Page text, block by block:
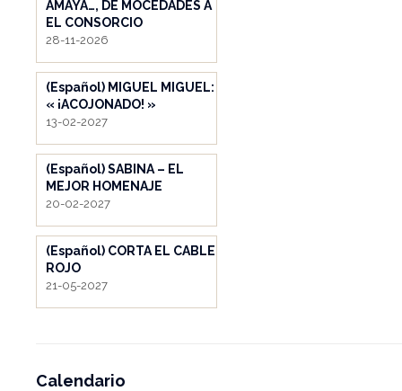
AMAYA…, DE MOCEDADES A
EL CONSORCIO
28-11-2026
(Español) MIGUEL MIGUEL:
« ¡ACOJONADO! »
13-02-2027
(Español) SABINA – EL
MEJOR HOMENAJE
20-02-2027
(Español) CORTA EL CABLE
ROJO
21-05-2027
Calendario